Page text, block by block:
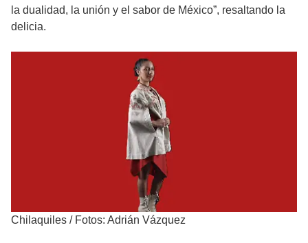
la dualidad, la unión y el sabor de México”, resaltando la
delicia.
Chilaquiles / Fotos: Adrián Vázquez